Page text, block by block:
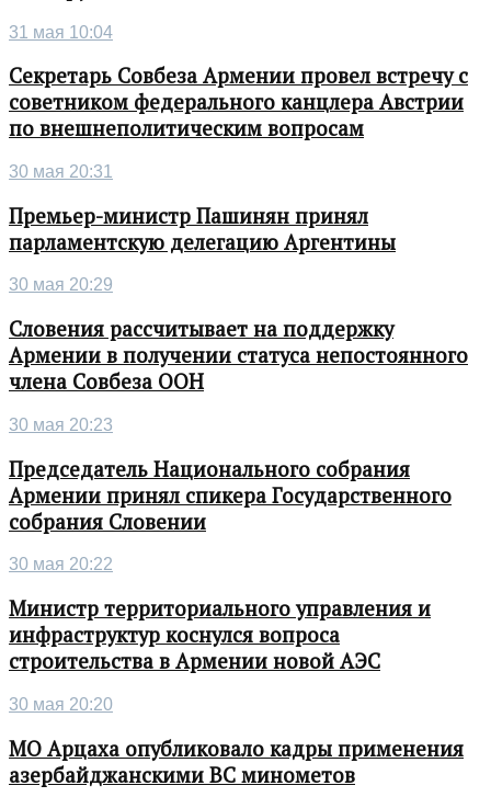
31 мая 10:04
Секретарь Совбеза Армении провел встречу с
советником федерального канцлера Австрии
по внешнеполитическим вопросам
30 мая 20:31
Премьер-министр Пашинян принял
парламентскую делегацию Аргентины
30 мая 20:29
Словения рассчитывает на поддержку
Армении в получении статуса непостоянного
члена Совбеза ООН
30 мая 20:23
Председатель Национального собрания
Армении принял спикера Государственного
собрания Словении
30 мая 20:22
Министр территориального управления и
инфраструктур коснулся вопроса
строительства в Армении новой АЭС
30 мая 20:20
МО Арцаха опубликовало кадры применения
азербайджанскими ВС минометов